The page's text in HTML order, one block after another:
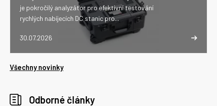
30.07.2026
je pokročilý analyzátor pro efektivní testování
rychlých nabíjecích DC stanic pro...
Všechny novinky
Odborné články